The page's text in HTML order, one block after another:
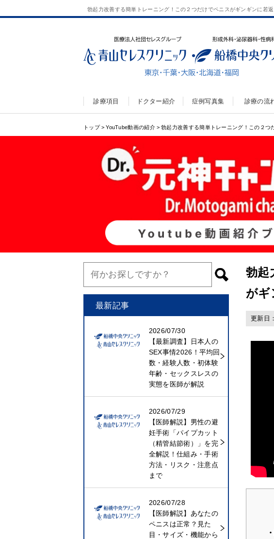
勃起力改善する簡単トレーニング！この２つだけでペニスがギンギンに若返
診療項目 ドクター紹介 症例写真集 診療の流
トップ > YouTube動画の紹介 > 勃起力改善する簡単トレーニング！この２つ
勃起
がギ
更新日
最新記事
2026/07/30
【最新調査】日本人の
SEX事情2026！平均回
数・経験人数・初体験
年齢・セックスレスの
実態を医師が解説
2026/07/29
【医師解説】男性の避
妊手術「パイプカット
（精管結節術）」を完
全解説！仕組み・手術
方法・リスク・注意点
まで
2026/07/28
【医師解説】あなたの
ペニスは正常？見た
目・サイズ・機能から